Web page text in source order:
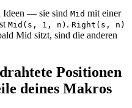
Ideen — sie sind Mid mit einer
Mid(s, 1, n) . Right(s, n)
Mid sitzt, sind die anderen
Positionen
deines Makros